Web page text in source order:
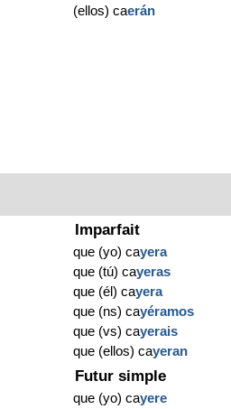
(ellos) caerán
Imparfait
que (yo) cayera
que (tú) cayeras
que (él) cayera
que (ns) cayéramos
que (vs) cayerais
que (ellos) cayeran
Futur simple
que (yo) cayere